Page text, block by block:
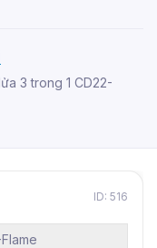
3 trong 1 CD22-
ID: 516